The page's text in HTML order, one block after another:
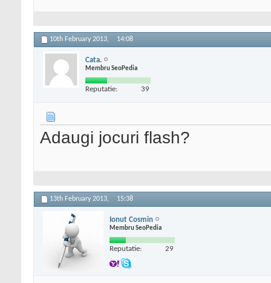
10th February 2013, 14:08
Cata.
Membru SeoPedia
Reputatie: 39
Adaugi jocuri flash?
13th February 2013, 15:38
Ionut Cosmin
Membru SeoPedia
Reputatie: 29